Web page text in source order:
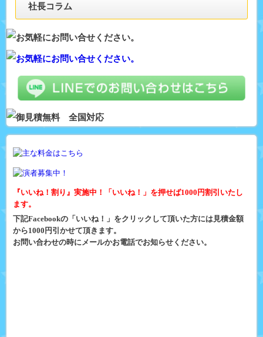
社長コラム
『いいね！割り』実施中！「いいね！」を押せば1000円割引いたし
ます。
下記Facebookの「いいね！」をクリックして頂いた方には見積金額
から1000円引かせて頂きます。
お問い合わせの時にメールかお電話でお知らせください。